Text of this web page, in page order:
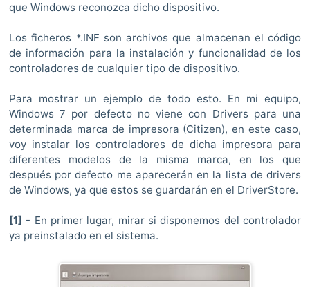
que Windows reconozca dicho dispositivo.
Los ficheros *.INF son archivos que almacenan el código
de información para la instalación y funcionalidad de los
controladores de cualquier tipo de dispositivo.
Para mostrar un ejemplo de todo esto. En mi equipo,
Windows 7 por defecto no viene con Drivers para una
determinada marca de impresora (Citizen), en este caso,
voy instalar los controladores de dicha impresora para
diferentes modelos de la misma marca, en los que
después por defecto me aparecerán en la lista de drivers
de Windows, ya que estos se guardarán en el DriverStore.
[1] - En primer lugar, mirar si disponemos del controlador
ya preinstalado en el sistema.